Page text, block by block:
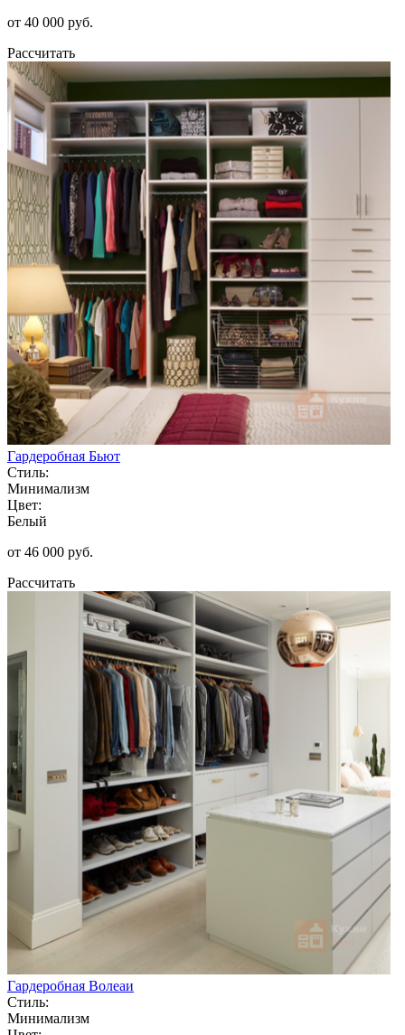
от 40 000 руб.
Рассчитать
Гардеробная Бьют
Стиль:
Минимализм
Цвет:
Белый
от 46 000 руб.
Рассчитать
Гардеробная Волеаи
Стиль:
Минимализм